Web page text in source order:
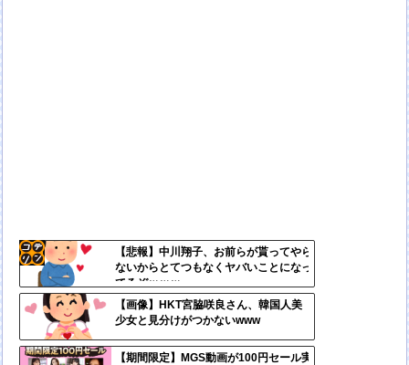
【悲報】中川翔子、お前らが貰ってやら
ないからとてつもなくヤバいことになっ
てるぞｗｗｗ
【画像】HKT宮脇咲良さん、韓国人美
少女と見分けがつかないwww
【期間限定】MGS動画が100円セール実
コテ
リン
定リ